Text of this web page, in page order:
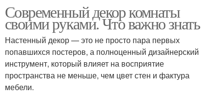
Современный декор комнаты
своими руками. Что важно знать
Настенный декор — это не просто пара первых
попавшихся постеров, а полноценный дизайнерский
инструмент, который влияет на восприятие
пространства не меньше, чем цвет стен и фактура
мебели.